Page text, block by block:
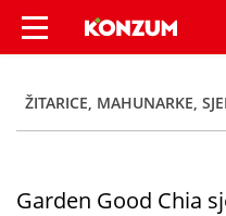
Garden
ŽITARICE, MAHUNARKE,
Garden Good Chia